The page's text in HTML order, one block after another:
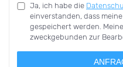
Ja, ich habe die
einverstanden, dass
gespeichert werden.
zweckgebunden zur